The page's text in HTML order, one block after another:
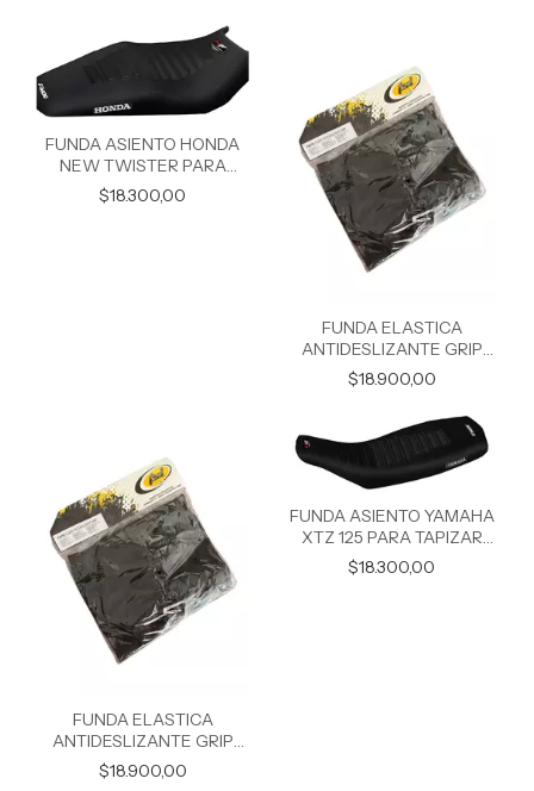
FUNDA ASIENTO HONDA
NEW TWISTER PARA
TAPIZAR ANTIDESLIZANTE
$18.300,00
FUNDA ELASTICA
ANTIDESLIZANTE GRIP
TITAN 150
$18.900,00
FUNDA ELASTICA
ANTIDESLIZANTE GRIP
TRIAX/SKUA
$18.900,00
FUNDA ASIENTO YAMAHA
XTZ 125 PARA TAPIZAR
ANTIDESLIZANTE
$18.300,00